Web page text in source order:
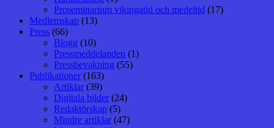
Proseminarium vikingatid och medeltid (17)
Medlemskap (13)
Press (66)
Blogg (10)
Pressmeddelanden (1)
Pressbevakning (55)
Publikationer (163)
Artiklar (39)
Digitala bilder (24)
Redaktörskap (5)
Mindre artiklar (47)